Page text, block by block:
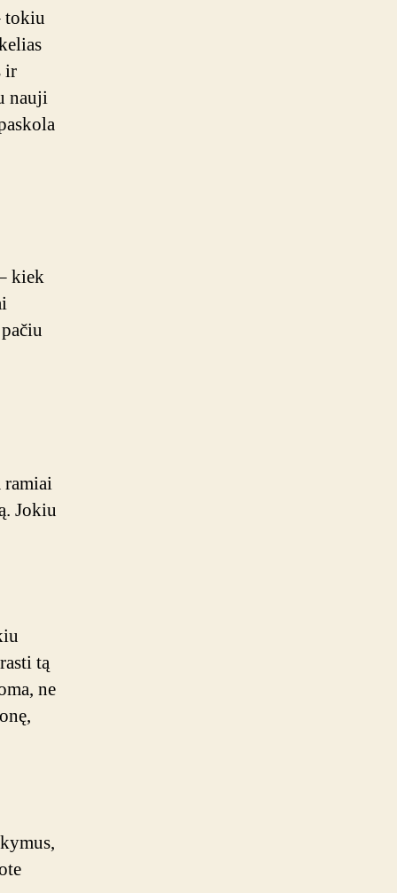
tokiu
ir
nauji
kiek
ramiai
Jokiu
tą
ne